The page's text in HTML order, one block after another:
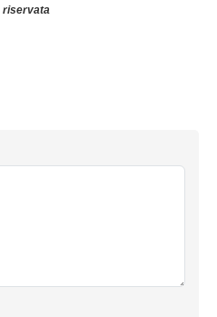
riservata